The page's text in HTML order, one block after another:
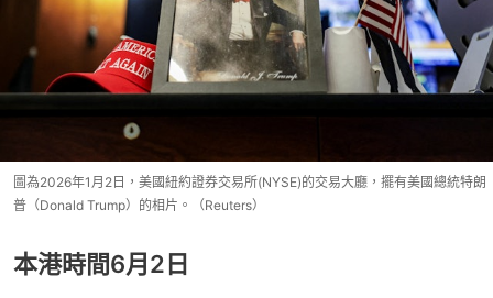
圖為2026年1月2日，美國紐約證券交易所(NYSE)的交易大廳，擺有美國總統特朗
普（Donald Trump）的相片。（Reuters）
本港時間6月2日